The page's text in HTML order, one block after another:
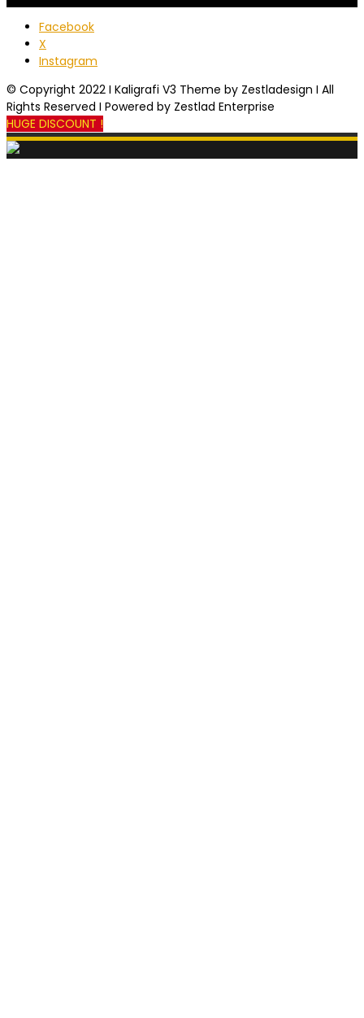
Facebook
X
Instagram
© Copyright 2022 I Kaligrafi V3 Theme by Zestladesign I All
Rights Reserved I Powered by Zestlad Enterprise
HUGE DISCOUNT !